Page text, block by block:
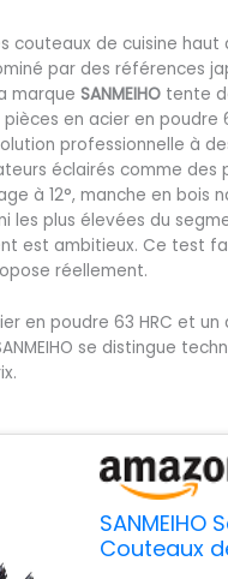
couteaux de cuisine
par des références
marqueSANMEIHO tente
en acier en poudre
professionnelle à
éclairés comme des
à 12°, manche en bois
les plus élevées du
est ambitieux. Ce test
réellement.
en poudre 63 HRC et
se distingue
SANMEIHO
Couteaux